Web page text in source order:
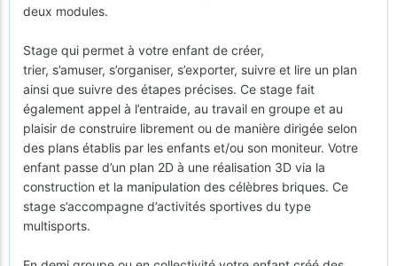
deux modules.
Stage qui permet à votre enfant de créer,
trier, s’amuser, s’organiser, s’exporter, suivre et lire un plan
ainsi que suivre des étapes précises. Ce stage fait
également appel à l’entraide, au travail en groupe et au
plaisir de construire librement ou de manière dirigée selon
des plans établis par les enfants et/ou son moniteur. Votre
enfant passe d’un plan 2D à une réalisation 3D via la
construction et la manipulation des célèbres briques. Ce
stage s’accompagne d’activités sportives du type
multisports.